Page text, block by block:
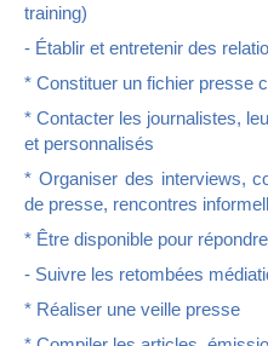
training)
- Établir et entretenir des
* Constituer un fichier presse
* Contacter les journalistes,
et personnalisés
* Organiser des interviews,
de presse, rencontres
* Être disponible pour
- Suivre les retombées
* Réaliser une veille presse